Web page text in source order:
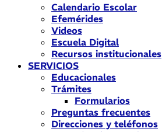
Calendario Escolar
Efemérides
Videos
Escuela Digital
Recursos institucionales
SERVICIOS
Educacionales
Trámites
Formularios
Preguntas frecuentes
Direcciones y teléfonos